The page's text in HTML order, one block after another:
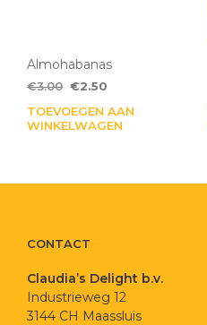
Almohabanas
€3.00 Oorspronkelijke
was:
€2.50
is:
TOEVOEGEN AAN
WINKELWAGEN
CONTACT
Claudia’s Delight b.v.
Industrieweg 12
3144 CH Maassluis